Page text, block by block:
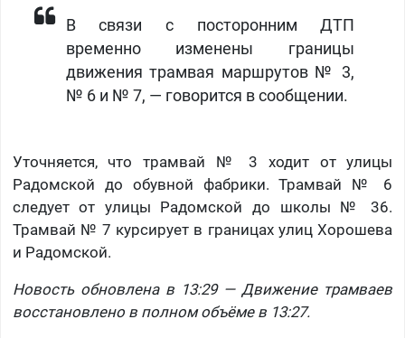
В связи с посторонним ДТП
временно изменены границы
движения трамвая маршрутов № 3,
№ 6 и № 7, — говорится в сообщении.
Уточняется, что трамвай № 3 ходит от улицы
Радомской до обувной фабрики. Трамвай № 6
следует от улицы Радомской до школы № 36.
Трамвай № 7 курсирует в границах улиц Хорошева
и Радомской.
Новость обновлена в 13:29 — Движение трамваев
восстановлено в полном объёме в 13:27.